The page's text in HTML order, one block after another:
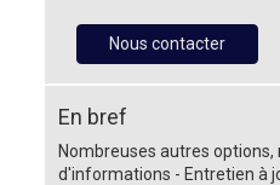
Nous contacter
En bref
Nombreuses autres
d'informations - Entretien à